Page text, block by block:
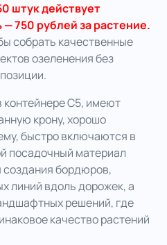
штук действует
750 рублей за растение.
собрать качественные
озеленения без
С5, имеют
крону, хорошо
быстро включаются в
посадочный материал
создания бордюров,
линий вдоль дорожек, а
решений, где
качество растений